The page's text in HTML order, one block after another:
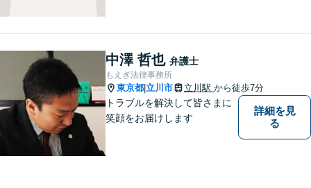
とつの問題に真剣に向き合
い、最善の解決を目指しま
す。
中澤 哲也 弁護士
もえぎ法律事務所
東京都 立川市 立川駅 から徒歩7分
トラブルを解決して皆さまに
笑顔をお届けします
詳細を見
る